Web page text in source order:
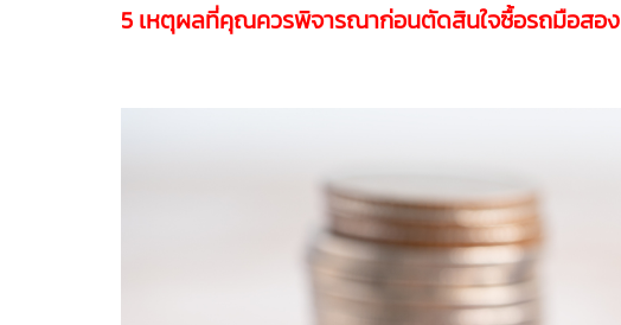
5 เหตุผลที่คุณควรพิจารณาก่อนตัดสินใจซื้อรถมือสอง